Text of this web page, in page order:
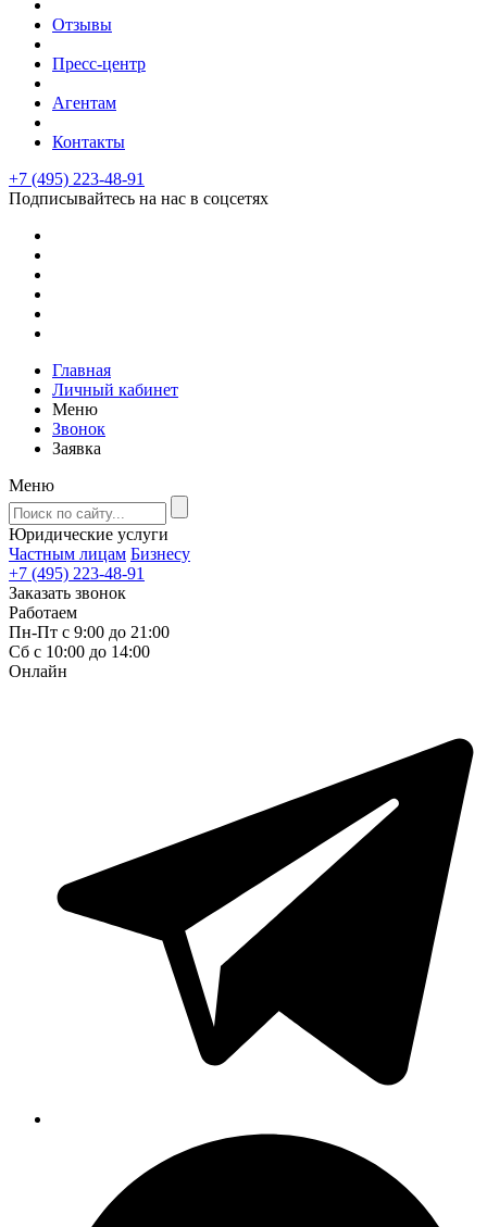
Отзывы
Пресс-центр
Агентам
Контакты
+7 (495) 223-48-91
Подписывайтесь на нас в соцсетях
Главная
Личный кабинет
Меню
Звонок
Заявка
Меню
Юридические услуги
Частным лицам Бизнесу
+7 (495) 223-48-91
Заказать звонок
Работаем
Пн-Пт с 9:00 до 21:00
Сб с 10:00 до 14:00
Онлайн